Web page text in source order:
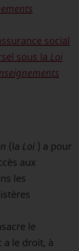
social
sous la Loi
(la Loi ) a pour
aux
les
le
a le droit, à